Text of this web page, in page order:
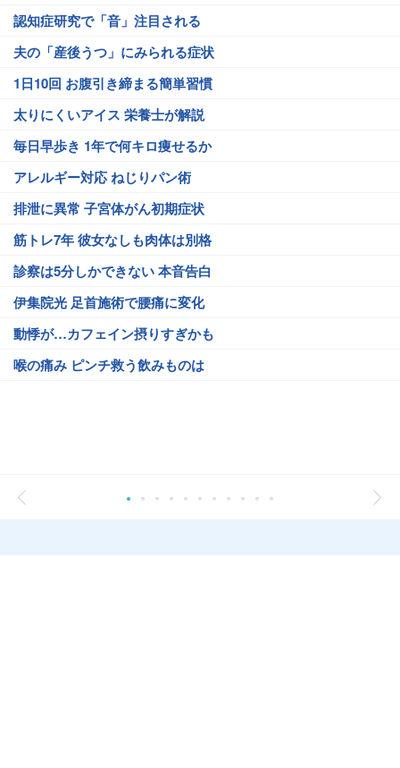
認知症研究で「音」注目される
夫の「産後うつ」にみられる症状
1日10回 お腹引き締まる簡単習慣
太りにくいアイス 栄養士が解説
毎日早歩き 1年で何キロ痩せるか
アレルギー対応 ねじりパン術
排泄に異常 子宮体がん初期症状
筋トレ7年 彼女なしも肉体は別格
診察は5分しかできない 本音告白
伊集院光 足首施術で腰痛に変化
動悸が…カフェイン摂りすぎかも
喉の痛み ピンチ救う飲みものは